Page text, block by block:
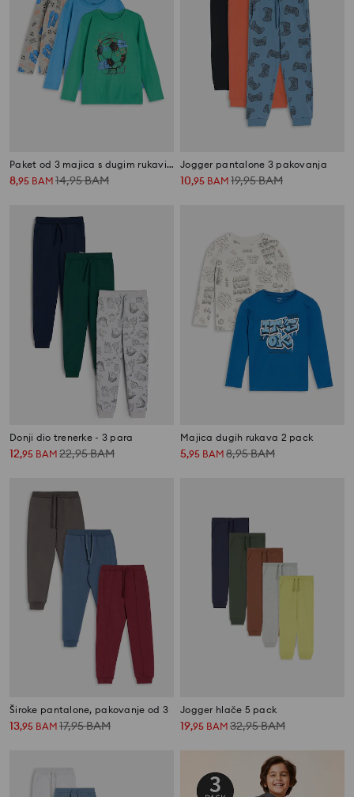
Paket od 3 majica s dugim rukavima
8,95 BAM 14,95BAM
Jogger pantalone 3 pakovanja
10,95 BAM 19,95BAM
Donji dio trenerke - 3 para
12,95 BAM 22,95BAM
Majica dugih rukava 2 pack
5,95 BAM 8,95BAM
Široke pantalone, pakovanje od 3
13,95 BAM 17,95BAM
Jogger hlače 5 pack
19,95 BAM 32,95BAM